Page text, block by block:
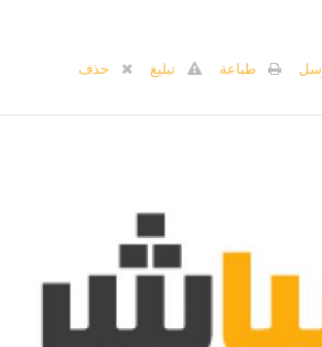
طباعة تبليغ حذف